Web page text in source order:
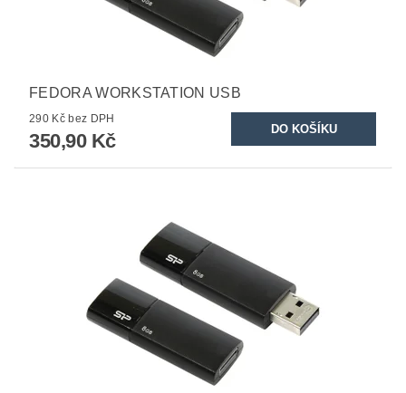
FEDORA WORKSTATION USB
290 Kč bez DPH
350,90 Kč